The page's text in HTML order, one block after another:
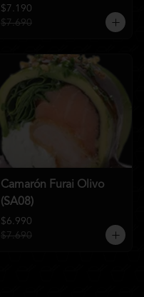
$7.190
$7.690
Camarón Furai Olivo
(SA08)
$6.990
$7.690